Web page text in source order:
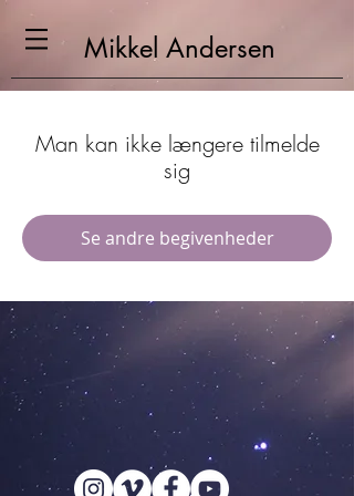
Mikkel Andersen
Man kan ikke længere tilmelde
sig
Se andre begivenheder